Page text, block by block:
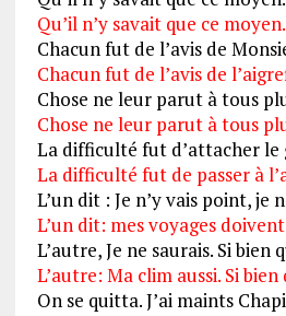
Qu’il n’y savait que ce moyen.
Chacun fut de l’avis de
Chacun fut de l’avis de
Chose ne leur parut à tous
Chose ne leur parut à tous
La difficulté fut d’attacher le
La difficulté fut de passer à
L’un dit : Je n’y vais point, je
L’un dit: mes voyages
L’autre, Je ne saurais. Si bien
L’autre: Ma clim aussi. Si
On se quitta. J’ai maints